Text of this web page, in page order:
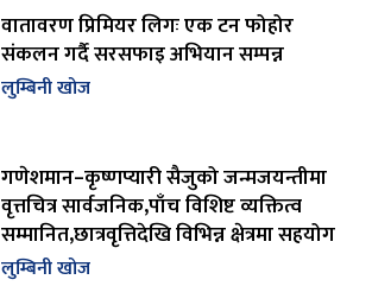
वातावरण प्रिमियर लिगः एक टन फोहोर
संकलन गर्दै सरसफाइ अभियान सम्पन्न
लुम्बिनी खोज
गणेशमान–कृष्णप्यारी सैजुको जन्मजयन्तीमा
वृत्तचित्र सार्वजनिक,पाँच विशिष्ट व्यक्तित्व
सम्मानित,छात्रवृत्तिदेखि विभिन्न क्षेत्रमा सहयोग
लुम्बिनी खोज